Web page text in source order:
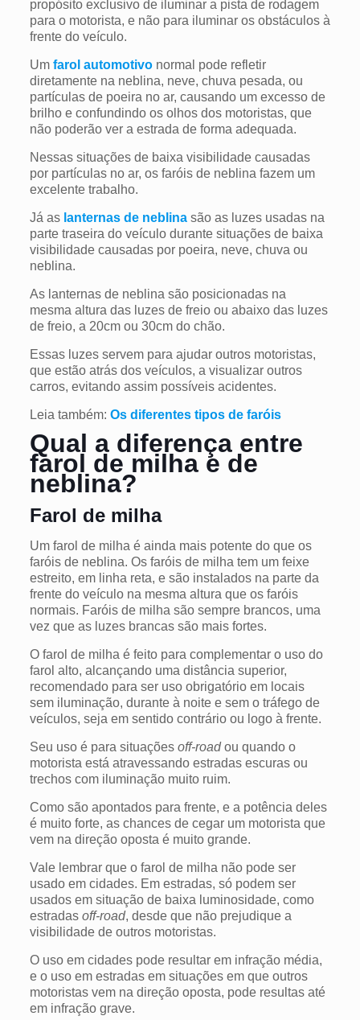
propósito exclusivo de iluminar a pista de rodagem
para o motorista, e não para iluminar os obstáculos à
frente do veículo.
Um farol automotivonormal pode refletir
diretamente na neblina, neve, chuva pesada, ou
partículas de poeira no ar, causando um excesso de
brilho e confundindo os olhos dos motoristas, que
não poderão ver a estrada de forma adequada.
Nessas situações de baixa visibilidade causadas
por partículas no ar, os faróis de neblina fazem um
excelente trabalho.
Já as lanternas de neblinasão as luzes usadas na
parte traseira do veículo durante situações de baixa
visibilidade causadas por poeira, neve, chuva ou
neblina.
As lanternas de neblina são posicionadas na
mesma altura das luzes de freio ou abaixo das luzes
de freio, a 20cm ou 30cm do chão.
Essas luzes servem para ajudar outros motoristas,
que estão atrás dos veículos, a visualizar outros
carros, evitando assim possíveis acidentes.
Leia também: Os diferentes tipos de faróis
Qual a diferença entre
farol de milha e de
neblina?
Farol de milha
Um farol de milha é ainda mais potente do que os
faróis de neblina. Os faróis de milha tem um feixe
estreito, em linha reta, e são instalados na parte da
frente do veículo na mesma altura que os faróis
normais. Faróis de milha são sempre brancos, uma
vez que as luzes brancas são mais fortes.
O farol de milha é feito para complementar o uso do
farol alto, alcançando uma distância superior,
recomendado para ser uso obrigatório em locais
sem iluminação, durante à noite e sem o tráfego de
veículos, seja em sentido contrário ou logo à frente.
Seu uso é para situações off-roadou quando o
motorista está atravessando estradas escuras ou
trechos com iluminação muito ruim.
Como são apontados para frente, e a potência deles
é muito forte, as chances de cegar um motorista que
vem na direção oposta é muito grande.
Vale lembrar que o farol de milha não pode ser
usado em cidades. Em estradas, só podem ser
usados em situação de baixa luminosidade, como
estradas off-road, desde que não prejudique a
visibilidade de outros motoristas.
O uso em cidades pode resultar em infração média,
e o uso em estradas em situações em que outros
motoristas vem na direção oposta, pode resultas até
em infração grave.